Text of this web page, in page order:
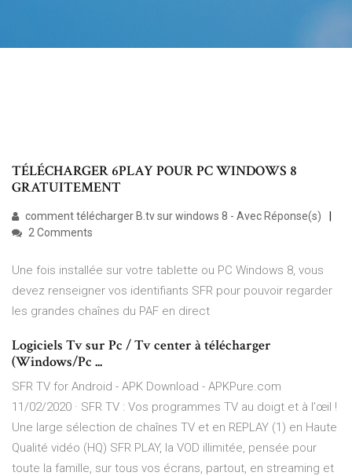
TÉLÉCHARGER 6PLAY POUR PC WINDOWS 8
GRATUITEMENT
comment télécharger B.tv sur windows 8 - Avec Réponse(s)
2 Comments
Une fois installée sur votre tablette ou PC Windows 8, vous
devez renseigner vos identifiants SFR pour pouvoir regarder
les grandes chaînes du PAF en direct
Logiciels Tv sur Pc / Tv center à télécharger
(Windows/Pc ...
SFR TV for Android - APK Download - APKPure.com
11/02/2020 · SFR TV : Vos programmes TV au doigt et à l’œil !
Une large sélection de chaînes TV et en REPLAY (1) en Haute
Qualité vidéo (HQ) SFR PLAY, la VOD illimitée, pensée pour
toute la famille, sur tous vos écrans, partout, en streaming et